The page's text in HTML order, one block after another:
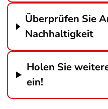
Überprüfen Sie
Nachhaltigkeit
Holen Sie
ein!